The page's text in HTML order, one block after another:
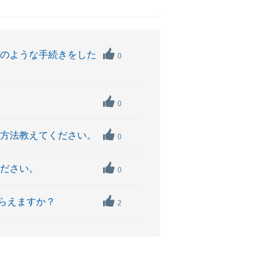
ような手続きをした 0
0
法教えてください。 0
さい。 0
えますか？ 2